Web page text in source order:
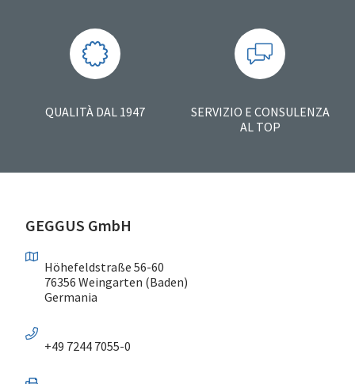
QUALITÀ DAL 1947
SERVIZIO E CONSULENZA
AL TOP
GEGGUS GmbH
Höhefeldstraße 56-60
76356 Weingarten (Baden)
Germania
+49 7244 7055-0